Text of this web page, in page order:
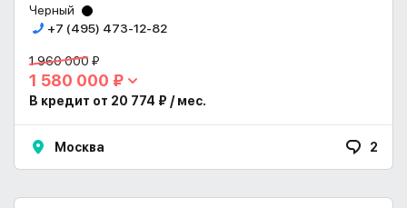
Черный
+7 (495) 473-12-82
1 960 000 ₽
1 580 000 ₽
В кредит от 20 774 ₽ / мес.
Москва 2